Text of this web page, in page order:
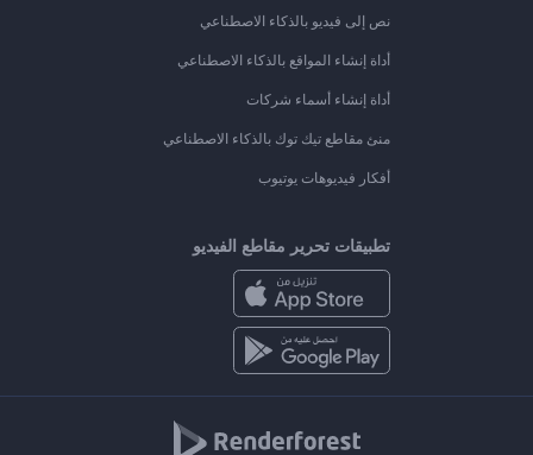
نص إلى فيديو بالذكاء الاصطناعي
أداة إنشاء المواقع بالذكاء الاصطناعي
أداة إنشاء أسماء شركات
منئ مقاطع تيك توك بالذكاء الاصطناعي
أفكار فيديوهات يوتيوب
تطبيقات تحرير مقاطع الفيديو